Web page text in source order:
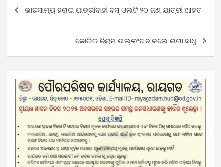
navigation
ଭାରସାମ୍ୟ ହରାଇ ଯାତ୍ରୀବାହୀ ବସ୍ ଓଲଟି ୨୦ ଜଣ ଯାତ୍ରୀ ଆହତ
କୋଭିଡ ନିୟମ ଉଲ୍ଲଂଘନ କଲେ ନାଗା ସାଧୁ